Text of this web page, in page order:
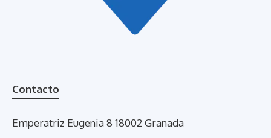
Contacto
Emperatriz Eugenia 8 18002 Granada